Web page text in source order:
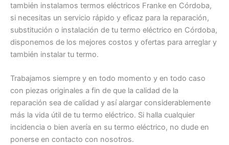
también instalamos termos eléctricos Franke en Córdoba,
si necesitas un servicio rápido y eficaz para la reparación,
substitución o instalación de tu termo eléctrico en Córdoba,
disponemos de los mejores costos y ofertas para arreglar y
también instalar tu termo.
Trabajamos siempre y en todo momento y en todo caso
con piezas originales a fin de que la calidad de la
reparación sea de calidad y así alargar considerablemente
más la vida útil de tu termo eléctrico. Si halla cualquier
incidencia o bien avería en su termo eléctrico, no dude en
ponerse en contacto con nosotros.